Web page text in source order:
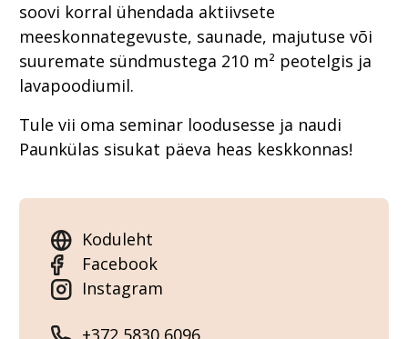
soovi korral ühendada aktiivsete
meeskonnategevuste, saunade, majutuse või
suuremate sündmustega 210 m² peotelgis ja
lavapoodiumil.
Tule vii oma seminar loodusesse ja naudi
Paunkülas sisukat päeva heas keskkonnas!
Koduleht
Facebook
Instagram
+372 5830 6096